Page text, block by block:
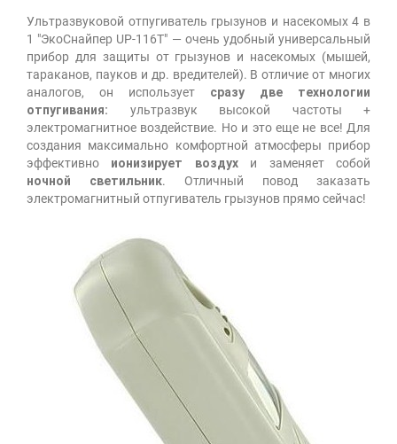
Ультразвуковой отпугиватель грызунов и насекомых 4 в
1 "ЭкоСнайпер UP-116T" — очень удобный универсальный
прибор для защиты от грызунов и насекомых (мышей,
тараканов, пауков и др. вредителей). В отличие от многих
аналогов, он использует сразу две технологии
отпугивания: ультразвук высокой частоты +
электромагнитное воздействие. Но и это еще не все! Для
создания максимально комфортной атмосферы прибор
эффективно ионизирует воздухи заменяет собой
ночной светильник. Отличный повод заказать
электромагнитный отпугиватель грызунов прямо сейчас!